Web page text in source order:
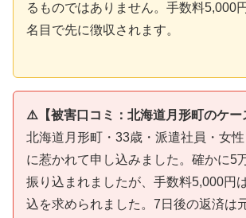
るものではありません。手数料5,000
名目で先に徴収されます。
⚠️【被害口コミ：北海道月形町のケー
北海道月形町・33歳・派遣社員・女
に惹かれて申し込みました。確かに5
振り込まれましたが、手数料5,000円
込を求められました。7日後の返済は